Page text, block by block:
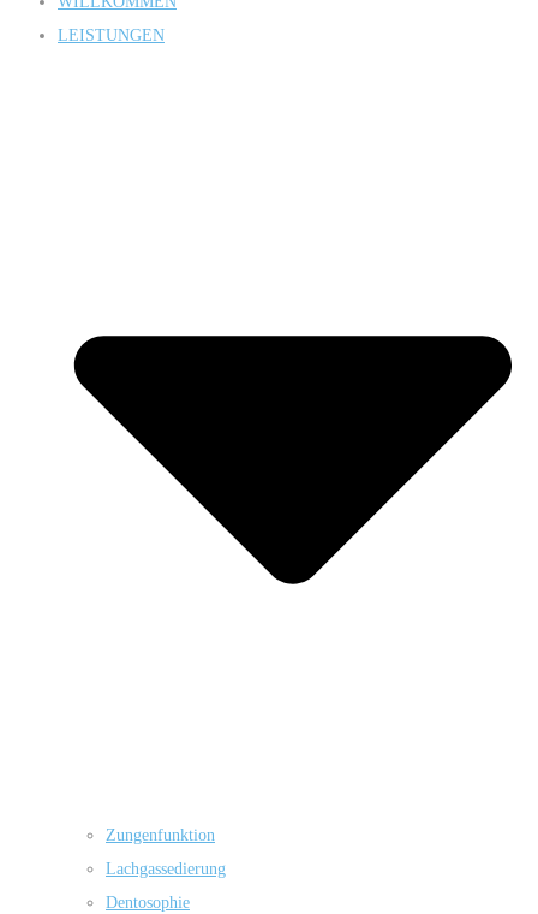
LEISTUNGEN
Zungenfunktion
Lachgassedierung
Dentosophie